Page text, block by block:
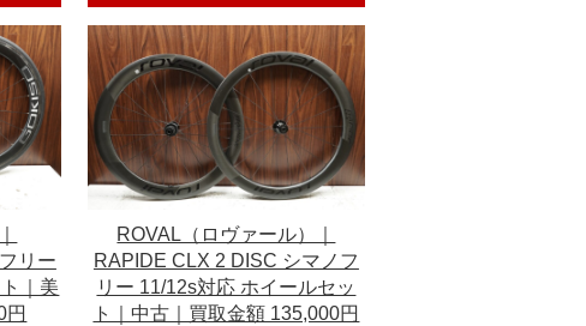
リー
｜美
円
ROVAL（ロヴァール）｜
RAPIDE CLX 2 DISC シマノフ
リー 11/12s対応 ホイールセッ
ト｜中古｜買取金額 135,000円